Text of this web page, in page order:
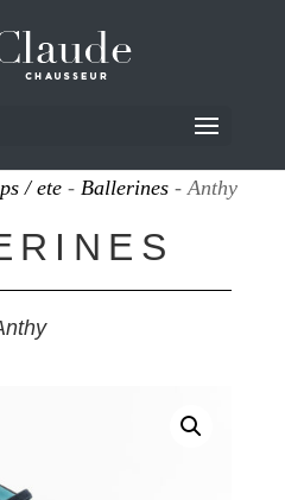
/ ete -Ballerines - Anthy